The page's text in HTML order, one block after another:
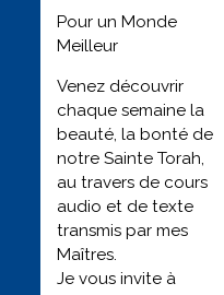
Pour un Monde
Meilleur
Venez découvrir
chaque semaine la
beauté, la bonté de
notre Sainte Torah,
au travers de cours
audio et de texte
transmis par mes
Maîtres.
Je vous invite à